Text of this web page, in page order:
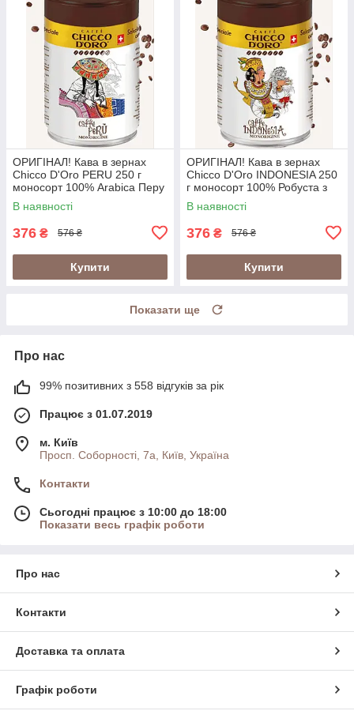
ОРИГІНАЛ! Кава в зернах
Chicco D'Oro PERU 250 г
моносорт 100% Arabica Перу
у металевій банці
(Швейцарія)
В наявності
376 ₴ 576 ₴
Купити
ОРИГІНАЛ! Кава в зернах
Chicco D'Oro INDONESIA 250
г моносорт 100% Робуста з
вулканічних ґрунтів Індонезії
у банці (Швейцарія)
В наявності
376 ₴ 576 ₴
Купити
Показати ще
Про нас
99% позитивних з 558 відгуків за рік
Працює з 01.07.2019
м. Київ
Просп. Соборності, 7а, Київ, Україна
Контакти
Сьогодні працює з 10:00 до 18:00
Показати весь графік роботи
Про нас
Контакти
Доставка та оплата
Графік роботи